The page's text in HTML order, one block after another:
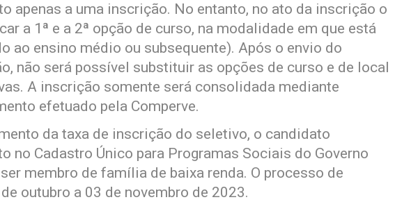
apenas a uma inscrição. No entanto, no ato da inscrição o
a 1ª e a 2ª opção de curso, na modalidade em que está
ao ensino médio ou subsequente). Após o envio do
não será possível substituir as opções de curso e de local
A inscrição somente será consolidada mediante
efetuado pela Comperve.
da taxa de inscrição do seletivo, o candidato
no Cadastro Único para Programas Sociais do Governo
membro de família de baixa renda. O processo de
outubro a 03 de novembro de 2023.